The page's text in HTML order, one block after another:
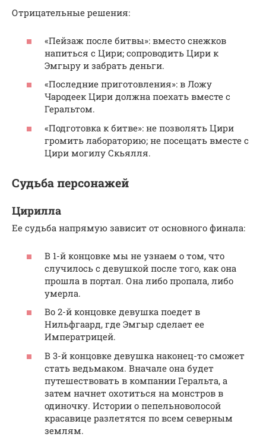
Отрицательные решения:
«Пейзаж после битвы»: вместо снежков
напиться с Цири; сопроводить Цири к
Эмгыру и забрать деньги.
«Последние приготовления»: в Ложу
Чародеек Цири должна поехать вместе с
Геральтом.
«Подготовка к битве»: не позволять Цири
громить лабораторию; не посещать вместе с
Цири могилу Скьялля.
Судьба персонажей
Цирилла
Ее судьба напрямую зависит от основного финала:
В 1-й концовке мы не узнаем о том, что
случилось с девушкой после того, как она
прошла в портал. Она либо пропала, либо
умерла.
Во 2-й концовке девушка поедет в
Нильфгаард, где Эмгыр сделает ее
Императрицей.
В 3-й концовке девушка наконец-то сможет
стать ведьмаком. Вначале она будет
путешествовать в компании Геральта, а
затем начнет охотиться на монстров в
одиночку. Истории о пепельноволосой
красавице разлетятся по всем северным
землям.